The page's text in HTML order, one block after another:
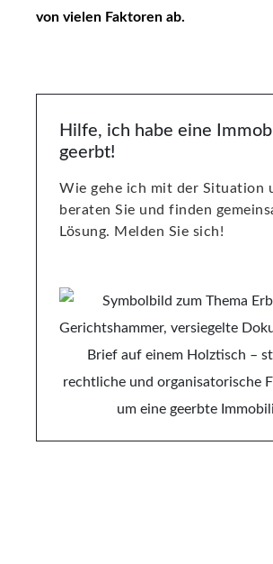
von vielen Faktoren ab.
Hilfe, ich habe eine
geerbt!
Wie gehe ich mit der Situation
beraten Sie und finden
Lösung. Melden Sie sich!